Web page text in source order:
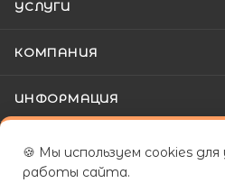
УСЛУГИ
КОМПАНИЯ
ИНФОРМАЦИЯ
КАК КУПИТЬ
🍪 Мы используем cookies
работы сайта.